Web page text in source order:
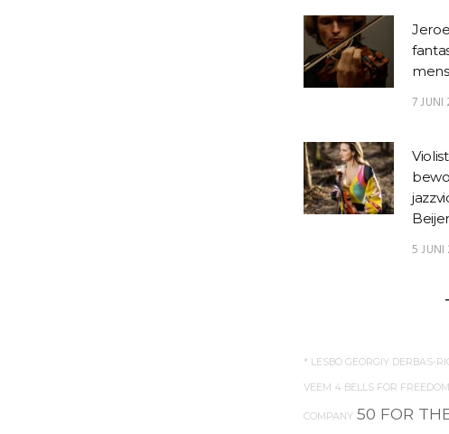
7
Beijer
5
* LESBO GEORGIY DERBAS-
VEEM 4 BELLS FOR FREEDOM
COMPANY 50 FOR